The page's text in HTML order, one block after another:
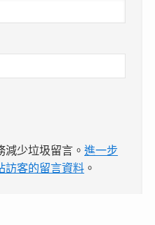
減少垃圾留言。進一步
訪客的留言資料 。